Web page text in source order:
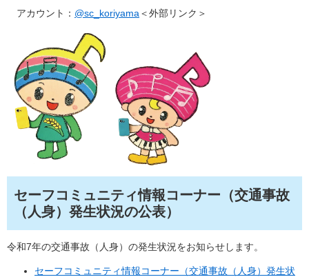
アカウント： @sc_koriyama＜外部リンク＞
セーフコミュニティ情報コーナー（交通事故
（人身）発生状況の公表）
令和7年の交通事故（人身）の発生状況をお知らせします。
セーフコミュニティ情報コーナー（交通事故（人身）発生状